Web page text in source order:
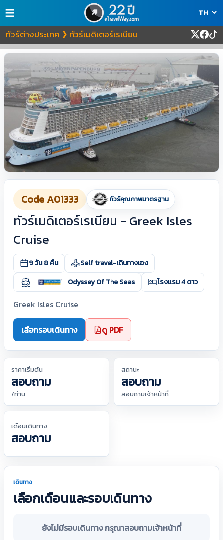
≡
ทัวร์ต่างประเทศ ❯ ทัวร์เมดิเตอร์เรเนียน
Code A01333 ทัวร์คุณภาพมาตรฐาน
ทัวร์เมดิเตอร์เรเนียน - Greek Isles
Cruise
9 วัน 8 คืน
Self travel-เดินทางเอง
Odyssey Of The Seas
โรงแรม 4 ดาว
Greek Isles Cruise
เลือกรอบเดินทาง ดู PDF
ราคาเริ่มต้น
สอบถาม
/ท่าน
สถานะ
สอบถาม
สอบถามเจ้าหน้าที่
เดือนเดินทาง
สอบถาม
เดินทาง
เลือกเดือนและรอบเดินทาง
ยังไม่มีรอบเดินทาง กรุณาสอบถามเจ้าหน้าที่